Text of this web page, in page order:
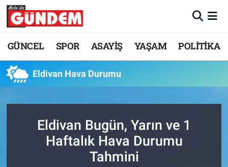
GÜNCEL SPOR ASAYİŞ YAŞAM POLİTİKA
Eldivan Hava Durumu
Eldivan Bugün, Yarın ve 1
Haftalık Hava Durumu
Tahmini
Merkez Nöbetçi Eczaneler
Süper Lig Puan Durumu ve Fikstür
Tüm Manşetler